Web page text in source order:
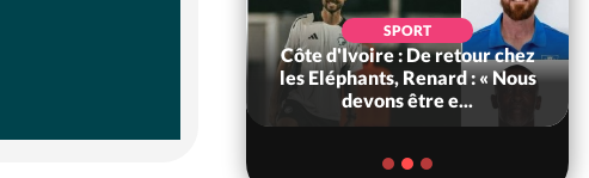
SPORT
Côte d'Ivoire : De retour chez
les Eléphants, Renard : « Nous
devons être e...